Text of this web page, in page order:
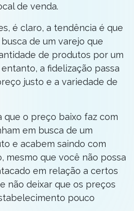
de venda.
é claro, a tendência é que
de um varejo que
de produtos por um
a fidelização passa
justo e a variedade de
que o preço baixo faz com
em busca de um
e acabem saindo com
mesmo que você não possa
em relação a certos
não deixar que os preços
pouco